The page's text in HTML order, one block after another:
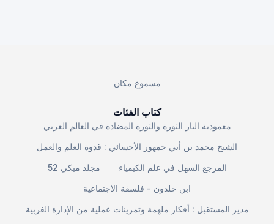
مسموع مكان
كتاب الفئات
معمودية النار الثورة والثورة المضادة في العالم العربي
الشيخ محمد بن أبي جمهور الأحسائي : قدوة العلم والعمل
مجلد ميكي 52
المرجع السهل في علم الكيمياء
ابن خلدون - فلسفة الاجتماعية
مدير المستقبل : أفكار ملهمة وتمرينات عملية من الإدارة الغربية